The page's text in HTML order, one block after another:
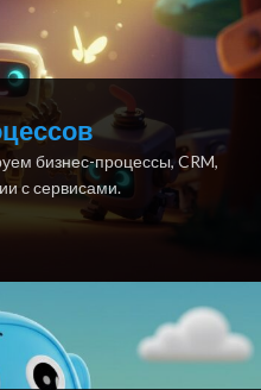
бизнес-процессы, CRM,
с сервисами.